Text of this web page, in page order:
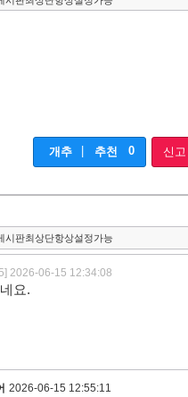
개추 추천 0 신고
시판최상단항상설정가능
2026-06-15 12:34:08
요.
2026-06-15 12:55:11